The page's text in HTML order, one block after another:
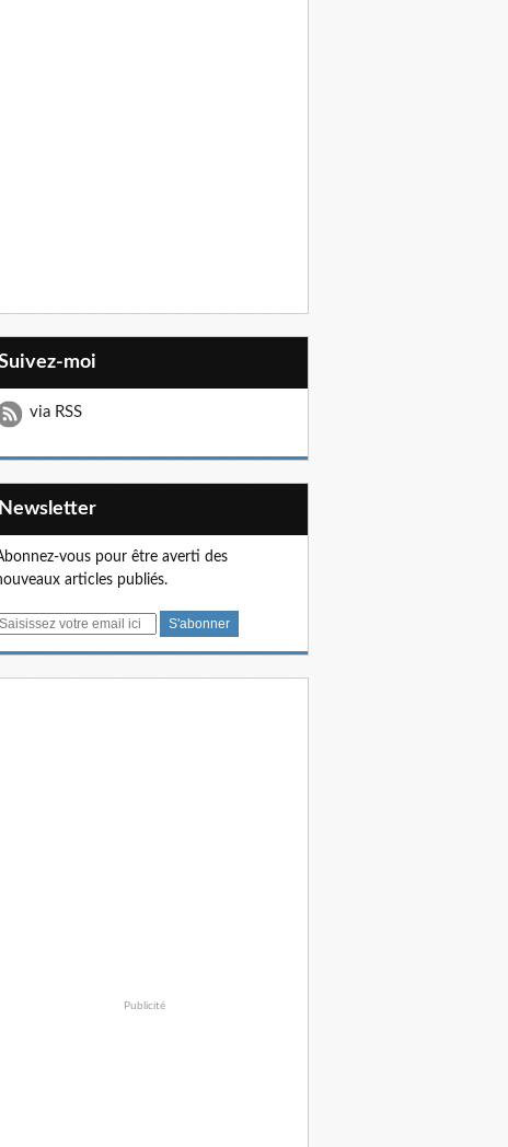
Suivez-moi
via RSS
Newsletter
vous pour être averti des
articles publiés.
E
Publicité